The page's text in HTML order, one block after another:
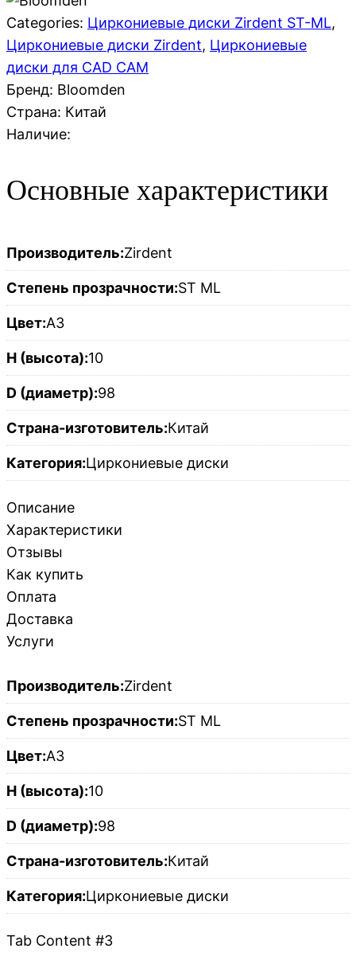
Categories: Циркониевые диски Zirdent ST-ML,
Циркониевые диски Zirdent, Циркониевые
диски для CAD CAM
Бренд: Bloomden
Страна: Китай
Наличие:
Основные характеристики
Производитель:Zirdent
Степень прозрачности:ST ML
Цвет:A3
H (высота):10
D (диаметр):98
Страна-изготовитель:Китай
Категория:Циркониевые диски
Описание
Характеристики
Отзывы
Как купить
Оплата
Доставка
Услуги
Производитель:Zirdent
Степень прозрачности:ST ML
Цвет:A3
H (высота):10
D (диаметр):98
Страна-изготовитель:Китай
Категория:Циркониевые диски
Tab Content #3